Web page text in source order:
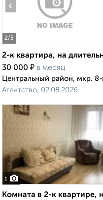
2/5
‹
2-к квартира, на
30 000 ₽ в месяц
Центральный район, мкр.
Агентство, 02.08.2026
1
Комната в 2-к квартире,